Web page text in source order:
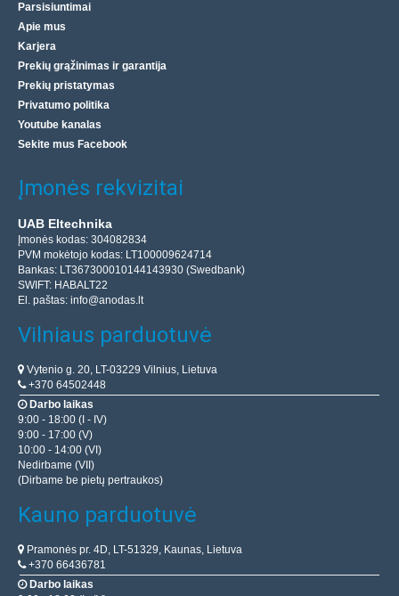
Parsisiuntimai
Apie mus
Karjera
Prekių grąžinimas ir garantija
Prekių pristatymas
Privatumo politika
Youtube kanalas
Sekite mus Facebook
Įmonės rekvizitai
UAB Eltechnika
Įmonės kodas: 304082834
PVM mokėtojo kodas: LT100009624714
Bankas: LT367300010144143930 (Swedbank)
SWIFT: HABALT22
El. paštas: info@anodas.lt
Vilniaus parduotuvė
Vytenio g. 20, LT-03229 Vilnius, Lietuva
+370 64502448
Darbo laikas
9:00 - 18:00 (I - IV)
9:00 - 17:00 (V)
10:00 - 14:00 (VI)
Nedirbame (VII)
(Dirbame be pietų pertraukos)
Kauno parduotuvė
Pramonės pr. 4D, LT-51329, Kaunas, Lietuva
+370 66436781
Darbo laikas